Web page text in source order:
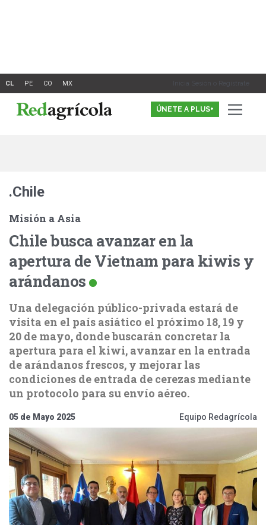
Inicia Sesión o Registrate
ÚNETE A PLUS+
.Chile
Misión a Asia
Chile busca avanzar en la
apertura de Vietnam para kiwis y
arándanos
Una delegación público-privada estará de
visita en el país asiático el próximo 18, 19 y
20 de mayo, donde buscarán concretar la
apertura para el kiwi, avanzar en la entrada
de arándanos frescos, y mejorar las
condiciones de entrada de cerezas mediante
un protocolo para su envío aéreo.
05 de Mayo 2025 Equipo Redagrícola